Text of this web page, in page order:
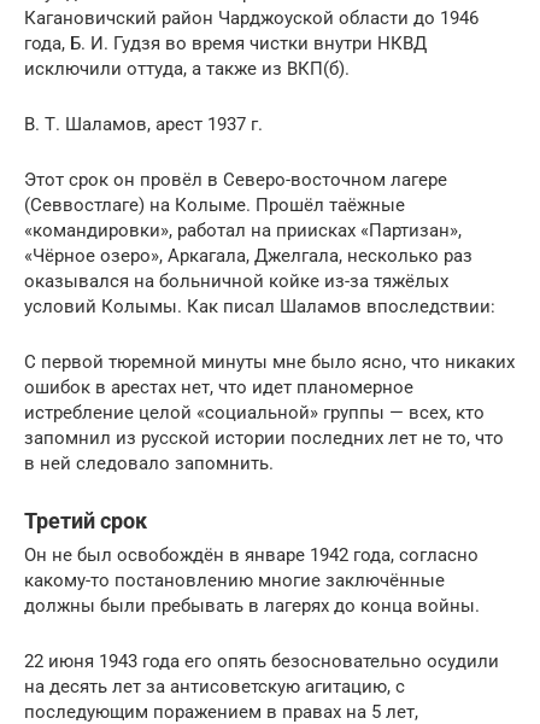
Кагановичский район Чарджоуской области до 1946
года, Б. И. Гудзя во время чистки внутри НКВД
исключили оттуда, а также из ВКП(б).
В. Т. Шаламов, арест 1937 г.
Этот срок он провёл в Северо-восточном лагере
(Севвостлаге) на Колыме. Прошёл таёжные
«командировки», работал на приисках «Партизан»,
«Чёрное озеро», Аркагала, Джелгала, несколько раз
оказывался на больничной койке из-за тяжёлых
условий Колымы. Как писал Шаламов впоследствии:
С первой тюремной минуты мне было ясно, что никаких
ошибок в арестах нет, что идет планомерное
истребление целой «социальной» группы — всех, кто
запомнил из русской истории последних лет не то, что
в ней следовало запомнить.
Третий срок
Он не был освобождён в январе 1942 года, согласно
какому-то постановлению многие заключённые
должны были пребывать в лагерях до конца войны.
22 июня 1943 года его опять безосновательно осудили
на десять лет за антисоветскую агитацию, с
последующим поражением в правах на 5 лет,